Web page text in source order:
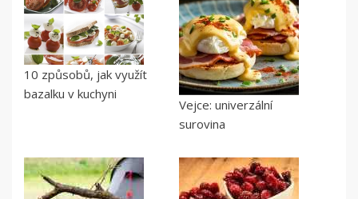
10 způsobů, jak využít
bazalku v kuchyni
Vejce: univerzální
surovina